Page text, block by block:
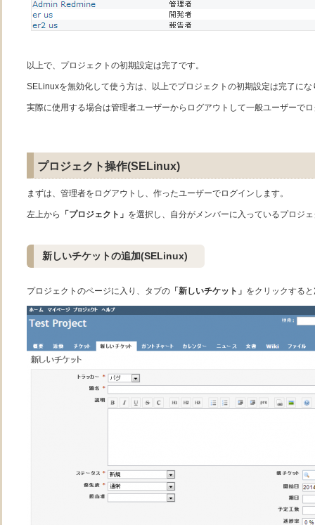
以上で、プロジェクトの初期設定は完了です。
SELinuxを無効化して使う方は、以上でプロジェクトの初期設定は完了にな
実際に使用する場合は管理者ユーザーからログアウトして一般ユーザーで
プロジェクト操作(SELinux)
まずは、管理者をログアウトし、作ったユーザーでログインします。
左上から 「プロジェクト」 を選択し、自分がメンバーに入っているプロジ
新しいチケットの追加(SELinux)
プロジェクトのページに入り、タブの 「新しいチケット」 をクリックする